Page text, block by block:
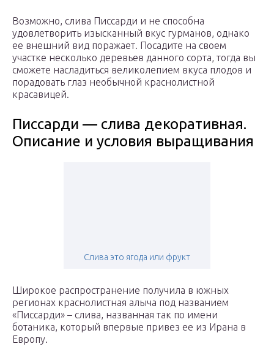
Возможно, слива Писсарди и не способна
удовлетворить изысканный вкус гурманов, однако
ее внешний вид поражает. Посадите на своем
участке несколько деревьев данного сорта, тогда вы
сможете насладиться великолепием вкуса плодов и
порадовать глаз необычной краснолистной
красавицей.
Писсарди — слива декоративная.
Описание и условия выращивания
Слива это ягода или фрукт
Широкое распространение получила в южных
регионах краснолистная алыча под названием
«Писсарди» – слива, названная так по имени
ботаника, который впервые привез ее из Ирана в
Европу.